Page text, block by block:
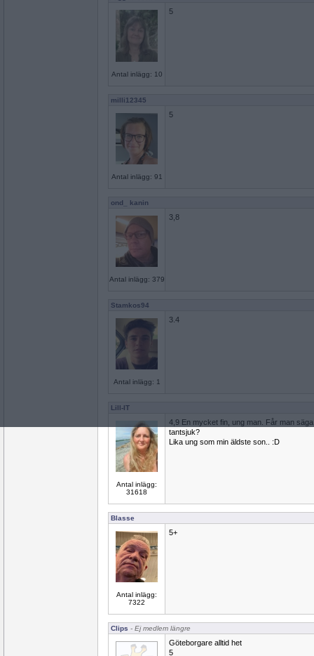
Antal inlägg: 10
5
milli12345
Antal inlägg: 91
5
ond_ kanin
Antal inlägg: 379
3,8
Stamkos94
Antal inlägg: 1
3.4
Lill-IT
Antal inlägg:
31618
4,9 En mycket fin, ung man. Får man
tantsjuk?
Lika ung som min äldste son.. :D
Blasse
Antal inlägg:
7322
5+
Clips - Ej medlem längre
Göteborgare alltid het
5